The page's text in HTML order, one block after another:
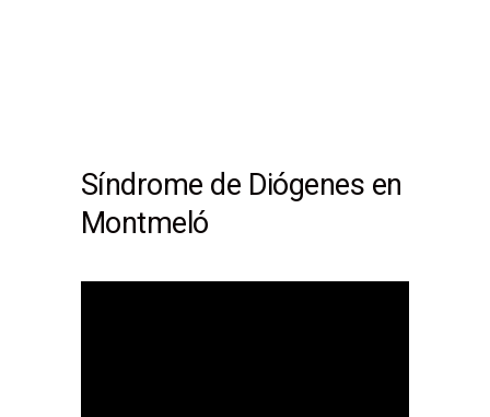
Síndrome de Diógenes en
Montmeló